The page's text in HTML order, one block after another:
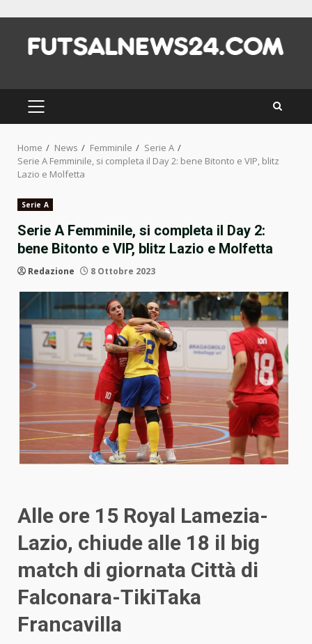
content
PRIMARY
MENU
Home News Femminile
Serie A
Serie A Femminile, si completa il Day 2: bene Bitonto e VIP, blitz
Lazio e Molfetta
Serie A
Serie A Femminile, si completa il Day 2:
bene Bitonto e VIP, blitz Lazio e Molfetta
Redazione 8 Ottobre 2023
Alle ore 15 Royal Lamezia-
Lazio, chiude alle 18 il big
match di giornata Città di
Falconara-TikiTaka
Francavilla